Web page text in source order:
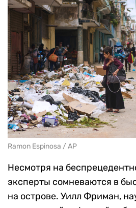
Ramon Espinosa / AP
Несмотря на
эксперты сомневаются в
на острове. Уилл Фриман,